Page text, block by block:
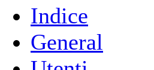
Indice
General